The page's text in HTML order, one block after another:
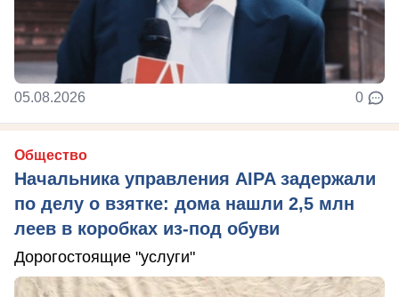
05.08.2026 0
Общество
Начальника управления AIPA задержали
по делу о взятке: дома нашли 2,5 млн
леев в коробках из-под обуви
Дорогостоящие "услуги"